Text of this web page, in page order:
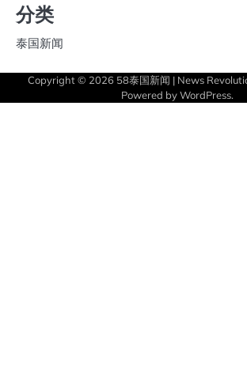
分类
泰国新闻
Copyright © 2026 58泰国新闻 | News
Powered byWordPress.